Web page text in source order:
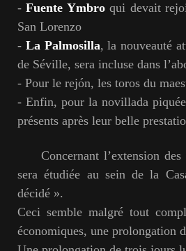
-Fuente Ymbroqui devait
San Lorenzo
- La Palmosilla, la nouveauté
de Séville, sera incluse dans
- Pour le rejón, les toros du
- Enfin, pour la novillada
présents après leur belle
Concernant l’extension des
sera étudiée au sein de la
décidé ».
Ceci semble malgré tout
économiques, une prolongation